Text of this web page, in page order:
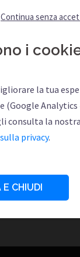
Continua senza
i
la tua
(Google Analytics
consulta la nostra
privacy.
CHIUDI